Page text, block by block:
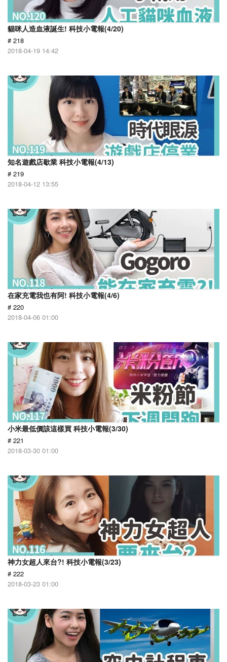
貓咪人造血液誕生! 科技小電報(4/20)
# 218
2018-04-19 14:42
知名遊戲店歇業 科技小電報(4/13)
# 219
2018-04-12 13:55
在家充電我也有阿! 科技小電報(4/6)
# 220
2018-04-06 01:00
小米最低價該這樣買 科技小電報(3/30)
# 221
2018-03-30 01:00
神力女超人來台?! 科技小電報(3/23)
# 222
2018-03-23 01:00